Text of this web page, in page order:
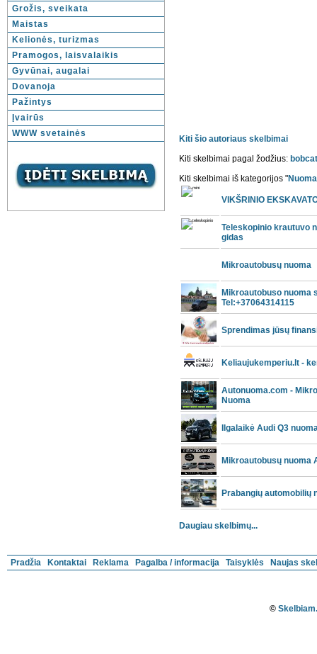
Grožis, sveikata
Maistas
Kelionės, turizmas
Pramogos, laisvalaikis
Gyvūnai, augalai
Dovanoja
Pažintys
Įvairūs
WWW svetainės
Kiti šio autoriaus skelbimai
Kiti skelbimai pagal žodžius: bobcat
Kiti skelbimai iš kategorijos "Nuoma
VIKŠRINIO
Teleskopinio krautuvo
gidas
Mikroautobusų nuoma
Mikroautobuso nuoma
Tel:+37064314115
Sprendimas jūsų
Keliaujukemperiu.lt -
Autonuoma.com -
Nuoma
Ilgalaikė Audi Q3
Mikroautobusų nuoma
Prabangių automobilių
Daugiau skelbimų...
Pradžia Kontaktai Reklama Pagalba / informacija Taisyklės Naujas
©